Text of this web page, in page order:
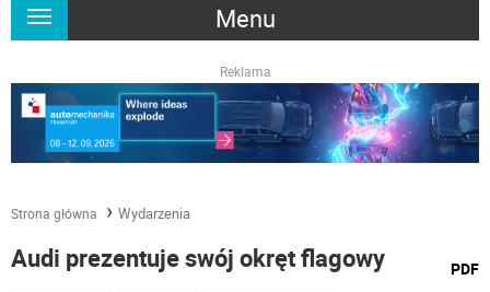
Menu
Rozwiń
Reklama
Strona główna Wydarzenia
Audi prezentuje swój okręt flagowy PDF